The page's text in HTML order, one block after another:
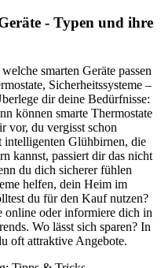
- Typen und ihre
smarten Geräte passen
Sicherheitssysteme –
dir deine Bedürfnisse:
können smarte Thermostate
vor, du vergisst schon
intelligenten Glühbirnen, die
kannst, passiert dir das nicht
du dich sicherer fühlen
helfen, dein Heim im
du für den Kauf nutzen?
online oder informiere dich in
Wo lässt sich sparen? In
oft attraktive Angebote.